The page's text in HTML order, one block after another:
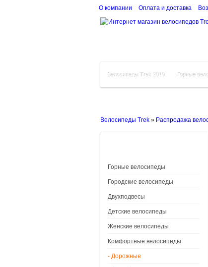
О компании Оплата и доставка
Велосипеды Trek 2019 Горные
Велосипеды Trek » Распродажа
Горные велосипеды
Городские велосипеды
Двухподвесы
Детские велосипеды
Женские велосипеды
Комфортные велосипеды
- Дорожные